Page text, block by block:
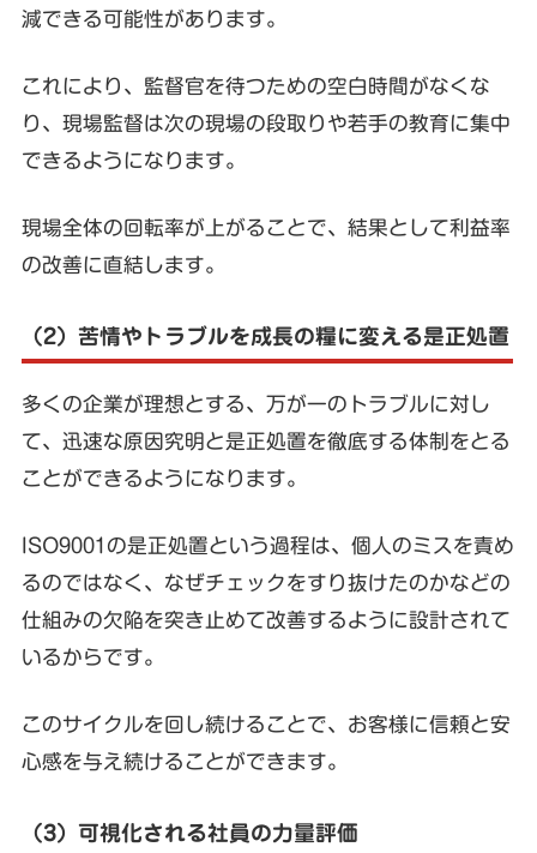
減できる可能性があります。
これにより、監督官を待つための空白時間がなくな
り、現場監督は次の現場の段取りや若手の教育に集中
できるようになります。
現場全体の回転率が上がることで、結果として利益率
の改善に直結します。
（2）苦情やトラブルを成長の糧に変える是正処置
多くの企業が理想とする、万が一のトラブルに対し
て、迅速な原因究明と是正処置を徹底する体制をとる
ことができるようになります。
ISO9001の是正処置という過程は、個人のミスを責め
るのではなく、なぜチェックをすり抜けたのかなどの
仕組みの欠陥を突き止めて改善するように設計されて
いるからです。
このサイクルを回し続けることで、お客様に信頼と安
心感を与え続けることができます。
（3）可視化される社員の力量評価